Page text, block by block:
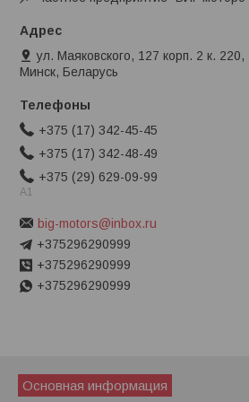
ул. Маяковского, 127 корп. 2 к. 220,
Минск, Беларусь
+375 (17) 342-45-45
+375 (17) 342-48-49
+375 (29) 629-09-99
A1
big-motors@inbox.ru
+375296290999
+375296290999
+375296290999
Основная информация